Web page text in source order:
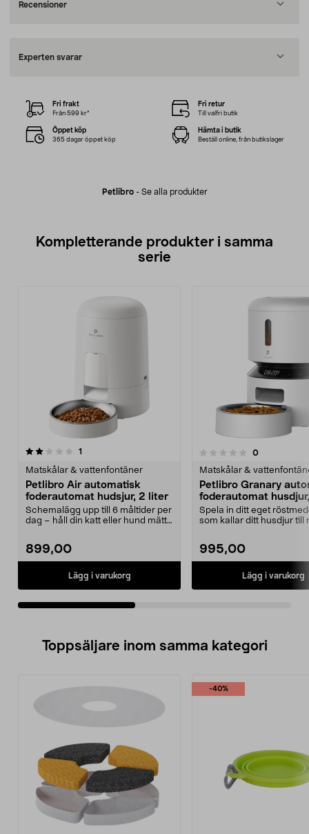
Recensioner
Experten svarar
Petlibro- Se alla produkter
Fri frakt
Från 599 kr*
Fri retur
Till valfri butik
Öppet köp
365 dagar öppet köp
Hämta i butik
Beställ online, från butikslager
Kompletterande produkter i samma
serie
1
Matskålar & vattenfontäner
Petlibro Air automatisk
foderautomat hudsjur, 2 liter
Schemalägg upp till 6 måltider per
dag – håll din katt eller hund mätt.
899,00
Lägg i varukorg
0.0 av 5 stjärnor 0recensioner
Matskålar &
Petlibro Granary
foderautomat
Spela in ditt eget
som kallar ditt husdjur till
995,00
Lägg i varukorg
0.0 av 5 stjärnor
Toppsäljare inom samma kategori
-40%